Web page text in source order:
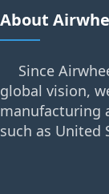
About
Since
global vision,
manufacturing
such as United